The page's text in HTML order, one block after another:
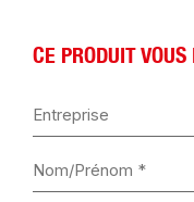
CE PRODUIT